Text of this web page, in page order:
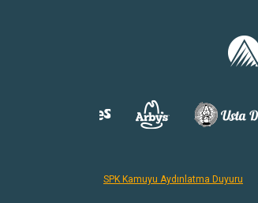
SPK Kamuyu Aydınlatma Duyuru